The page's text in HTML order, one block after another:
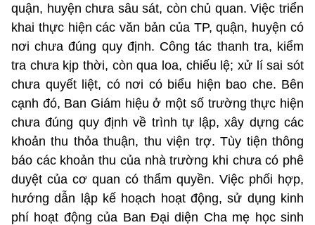
quận, huyện chưa sâu sát, còn chủ quan. Việc triển
khai thực hiện các văn bản của TP, quận, huyện có
nơi chưa đúng quy định. Công tác thanh tra, kiểm
tra chưa kịp thời, còn qua loa, chiếu lệ; xử lí sai sót
chưa quyết liệt, có nơi có biểu hiện bao che. Bên
cạnh đó, Ban Giám hiệu ở một số trường thực hiện
chưa đúng quy định về trình tự lập, xây dựng các
khoản thu thỏa thuận, thu viện trợ. Tùy tiện thông
báo các khoản thu của nhà trường khi chưa có phê
duyệt của cơ quan có thẩm quyền. Việc phối hợp,
hướng dẫn lập kế hoạch hoạt động, sử dụng kinh
phí hoạt động của Ban Đại diện Cha mẹ học sinh